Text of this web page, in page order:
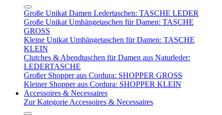
Große Unikat Damen Ledertaschen: TASCHE LEDER
Große Unikat Umhängetaschen für Damen: TASCHE
GROSS
Kleine Unikat Umhängetaschen für Damen: TASCHE
KLEIN
Clutches & Abendtaschen für Damen aus Naturleder:
LEDERTASCHE
Großer Shopper aus Cordura: SHOPPER GROSS
Kleiner Shopper aus Cordura: SHOPPER KLEIN
Accessoires & Necessaires
Zur Kategorie Accessoires & Necessaires